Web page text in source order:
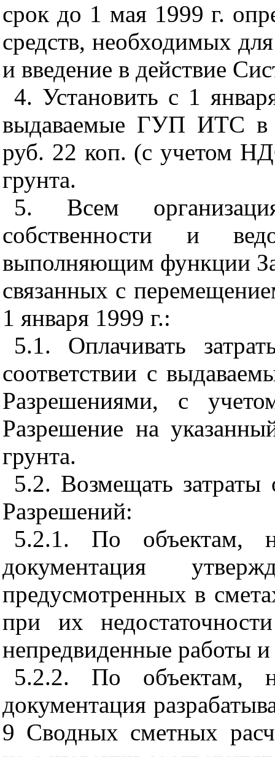
срок до 1 мая 1999 г.
средств, необходимых
и введение в действие
4. Установить с 1
выдаваемые ГУП ИТС в
руб. 22 коп. (с учетом
грунта.
5. Всем
собственности и
выполняющим функции
связанных с
1 января 1999 г.:
5.1. Оплачивать
соответствии с
Разрешениями, с
Разрешение на
грунта.
5.2. Возмещать затраты
Разрешений:
5.2.1. По объектам,
документация
предусмотренных в
при их
непредвиденные работы и
5.2.2. По объектам,
документация
9 Сводных сметных